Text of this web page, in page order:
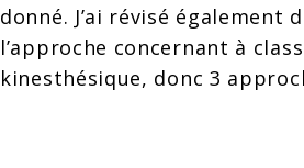
donné. J’ai révisé également
l’approche concernant à
kinesthésique, donc 3